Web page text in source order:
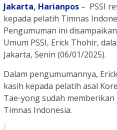
Jakarta, Harianpos – PSSI
kepada pelatih Timnas
Pengumuman ini
Umum PSSI, Erick Thohir,
Jakarta, Senin (06/01/2025).
Dalam pengumumannya,
kasih kepada pelatih asal
Tae-yong sudah
Timnas Indonesia.